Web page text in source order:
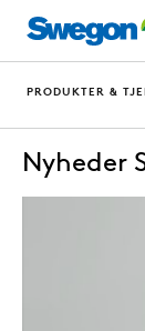
PRODUKTER &
Nyheder